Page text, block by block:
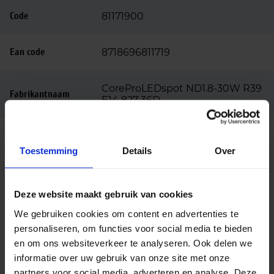
Toestemming Details Over
Deze website maakt gebruik van cookies
We gebruiken cookies om content en advertenties te
personaliseren, om functies voor social media te bieden
en om ons websiteverkeer te analyseren. Ook delen we
informatie over uw gebruik van onze site met onze
partners voor social media, adverteren en analyse. Deze
Code 81171900
Ean code 8718696811719
Fabrikantnaam
CoreProLEDspot ND1.8-30W R39
E14 827 36D
Beschrijving
Philips CorePro serie
maakt deel uit van de Philips CorePro serie, speciaal
ontworpen om halogeenspots efficiënt te
vervangen. De serie is beschikbaar in verschillende
fittingen en lichtkleuren, zodat je altijd de juiste
variant kunt vinden voor je armatuur.